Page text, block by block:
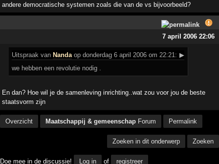
andere democratische systemen zoals die van de vs bijvoorbeeld?
7 april 2006 22:06
Uitspraak van Nandaop donderdag 6 april 2006 om 22:21: ▶
we hebben een revolutie nodig .
En dan? Hoe wil je de samenleving inrichting..wat zou voor jou de beste
staatsvorm zijn
Overzicht Maatschappij & gemeenschap Forum Permalink
Zoeken in dit onderwerp Zoeken
Doe mee in de discussie! Log in of registreer